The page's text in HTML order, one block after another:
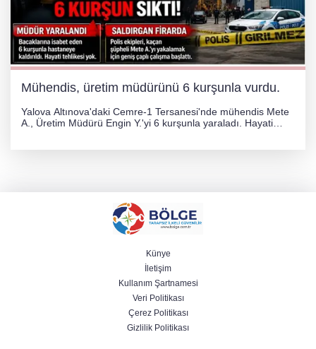
Mühendis, üretim müdürünü 6 kurşunla vurdu.
Yalova Altınova'daki Cemre-1 Tersanesi'nde mühendis Mete
A., Üretim Müdürü Engin Y.'yi 6 kurşunla yaraladı. Hayati
Künye
İletişim
Kullanım Şartnamesi
Veri Politikası
Çerez Politikası
Gizlilik Politikası